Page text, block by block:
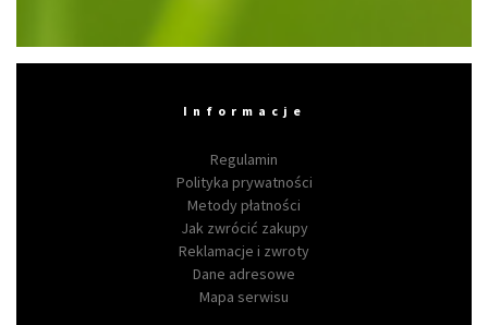
Informacje
Regulamin
Polityka prywatności
Metody płatności
Jak zwrócić zakupy
Reklamacje i zwroty
Dane adresowe
Mapa serwisu